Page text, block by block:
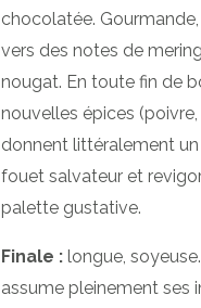
chocolatée.
vers des notes de
nougat. En toute fin de
nouvelles épices
donnent littéralement
fouet salvateur et
palette gustative.
Finale : longue,
assume pleinement ses